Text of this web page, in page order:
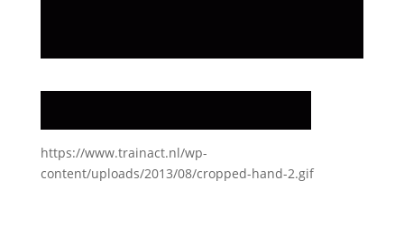
https://www.trainact.nl/wp-
content/uploads/2013/08/cropped-hand-2.gif